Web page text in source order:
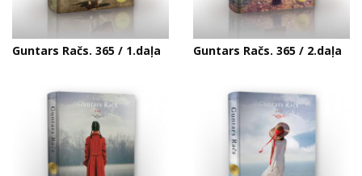
Guntars Račs. 365 / 1.daļa Guntars Račs. 365 / 2.daļa